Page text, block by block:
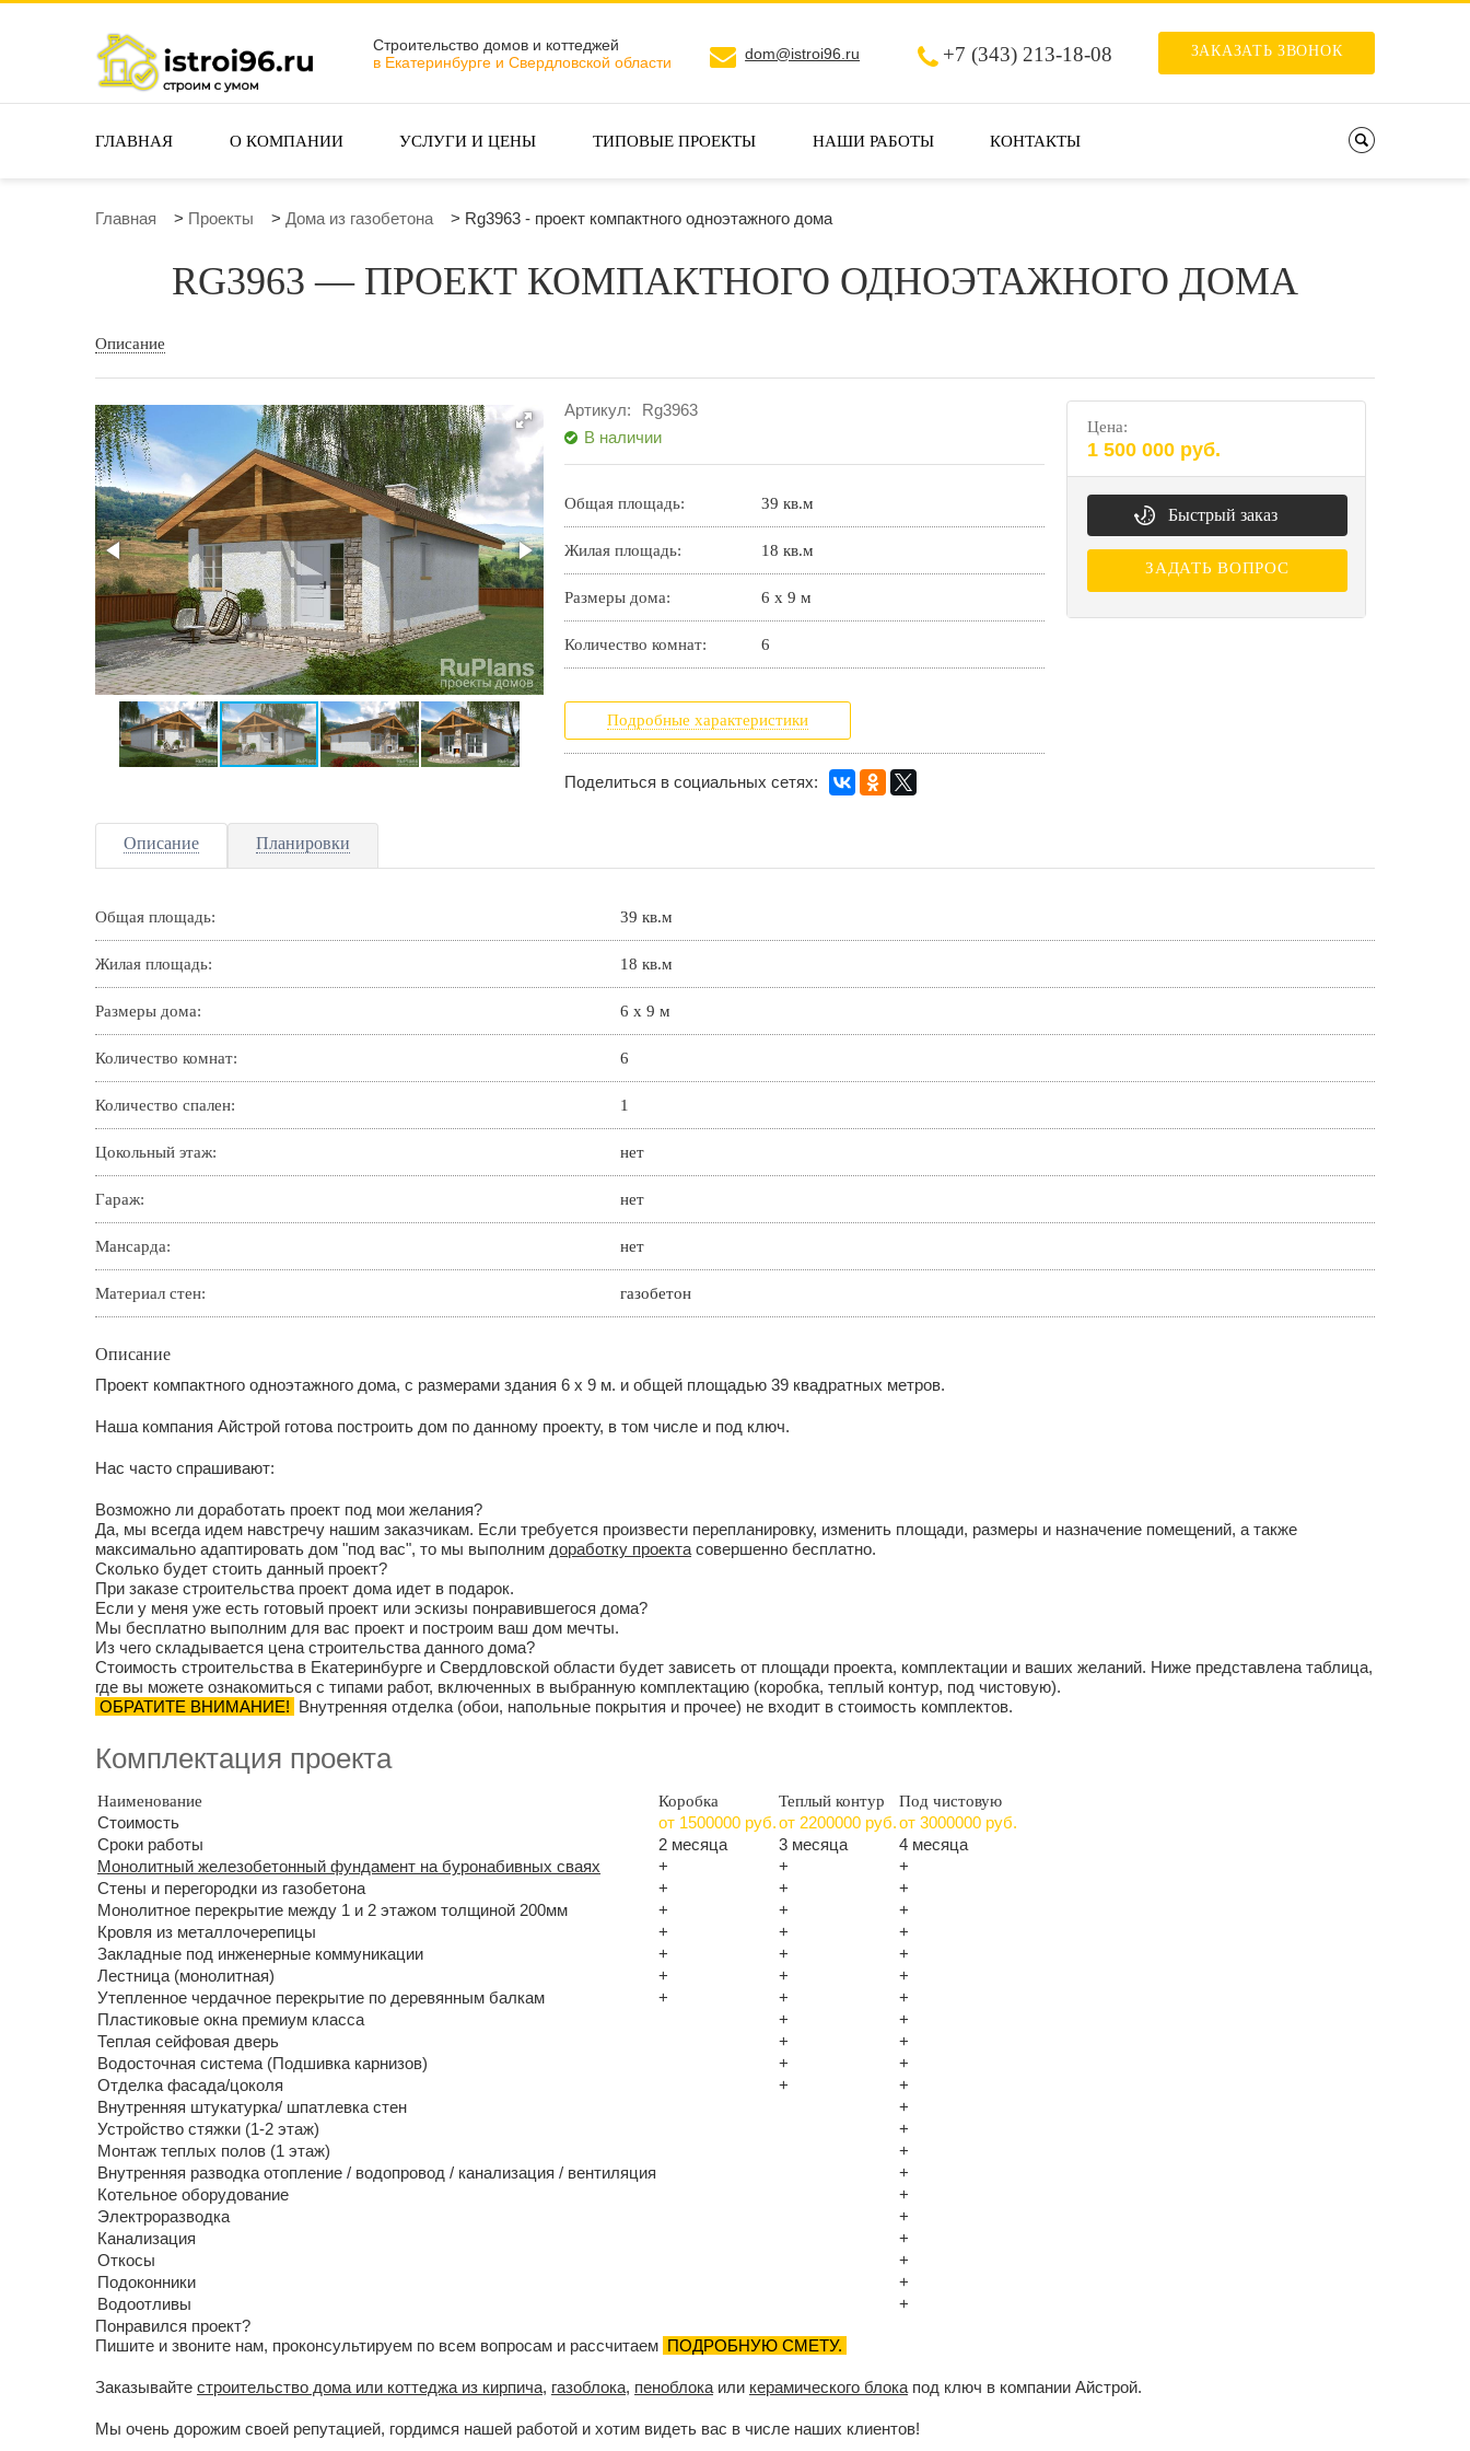
Строительство домов и коттеджей
в Екатеринбурге и Свердловской области
dom@istroi96.ru +7 (343) 213-18-08 ЗАКАЗАТЬ ЗВОНОК
ГЛАВНАЯ О КОМПАНИИ УСЛУГИ И ЦЕНЫ ТИПОВЫЕ ПРОЕКТЫ НАШИ РАБОТЫ КОНТАКТЫ
ПОИСК
Главная > Проекты > Дома из газобетона > Rg3963 - проект компактного одноэтажного дома
RG3963 — ПРОЕКТ КОМПАКТНОГО ОДНОЭТАЖНОГО ДОМА
Описание
Артикул:
Rg3963
В наличии
Общая площадь: 39 кв.м
Жилая площадь: 18 кв.м
Размеры дома: 6 x 9 м
Количество комнат: 6
Подробные характеристики
Поделиться в социальных сетях:
Цена:
1 500 000 руб.
Быстрый заказ
ЗАДАТЬ ВОПРОС
Описание Планировки
Общая площадь: 39 кв.м
Жилая площадь: 18 кв.м
Размеры дома: 6 x 9 м
Количество комнат: 6
Количество спален: 1
Цокольный этаж: нет
Гараж: нет
Мансарда: нет
Материал стен: газобетон
Описание
Проект компактного одноэтажного дома, с размерами здания 6 x 9 м. и общей площадью 39 квадратных метров.
Наша компания Айстрой готова построить дом по данному проекту, в том числе и под ключ.
Нас часто спрашивают:
Возможно ли доработать проект под мои желания?
Да, мы всегда идем навстречу нашим заказчикам. Если требуется произвести перепланировку, изменить площади, размеры и назначение помещений, а также
максимально адаптировать дом "под вас", то мы выполним доработку проекта совершенно бесплатно.
Сколько будет стоить данный проект?
При заказе строительства проект дома идет в подарок.
Если у меня уже есть готовый проект или эскизы понравившегося дома?
Мы бесплатно выполним для вас проект и построим ваш дом мечты.
Из чего складывается цена строительства данного дома?
Стоимость строительства в Екатеринбурге и Свердловской области будет зависеть от площади проекта, комплектации и ваших желаний. Ниже представлена таблица,
где вы можете ознакомиться с типами работ, включенных в выбранную комплектацию (коробка, теплый контур, под чистовую).
ОБРАТИТЕ ВНИМАНИЕ! Внутренняя отделка (обои, напольные покрытия и прочее) не входит в стоимость комплектов.
Комплектация проекта
Наименование Коробка Теплый контур Под чистовую
Стоимость от 1500000 руб.от 2200000 руб.от 3000000 руб.
Сроки работы
2 месяца 3 месяца
4 месяца
Монолитный железобетонный фундамент на буронабивных сваях
+ +
+
Стены и перегородки из газобетона
+ +
+
Монолитное перекрытие между 1 и 2 этажом толщиной 200мм
+ +
+
Кровля из металлочерепицы
+ +
+
Закладные под инженерные коммуникации
+ +
+
Лестница (монолитная)
+ +
+
Утепленное чердачное перекрытие по деревянным балкам
+ +
+
Пластиковые окна премиум класса
+
+
Теплая сейфовая дверь
+
+
Водосточная система (Подшивка карнизов)
+
+
Отделка фасада/цоколя
+
+
Внутренняя штукатурка/ шпатлевка стен
+
Устройство стяжки (1-2 этаж)
+
Монтаж теплых полов (1 этаж)
+
Внутренняя разводка отопление / водопровод / канализация / вентиляция
+
Котельное оборудование
+
Электроразводка
+
Канализация
+
Откосы
+
Подоконники
+
Водоотливы
+
Понравился проект?
Пишите и звоните нам, проконсультируем по всем вопросам и рассчитаем ПОДРОБНУЮ СМЕТУ.
Заказывайте строительство дома или коттеджа из кирпича, газоблока, пеноблока или керамического блока под ключ в компании Айстрой.
Мы очень дорожим своей репутацией, гордимся нашей работой и хотим видеть вас в числе наших клиентов!